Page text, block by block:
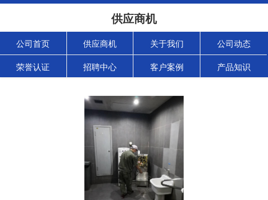
供应商机
公司首页 供应商机 关于我们 公司动态
荣誉认证 招聘中心 客户案例 产品知识